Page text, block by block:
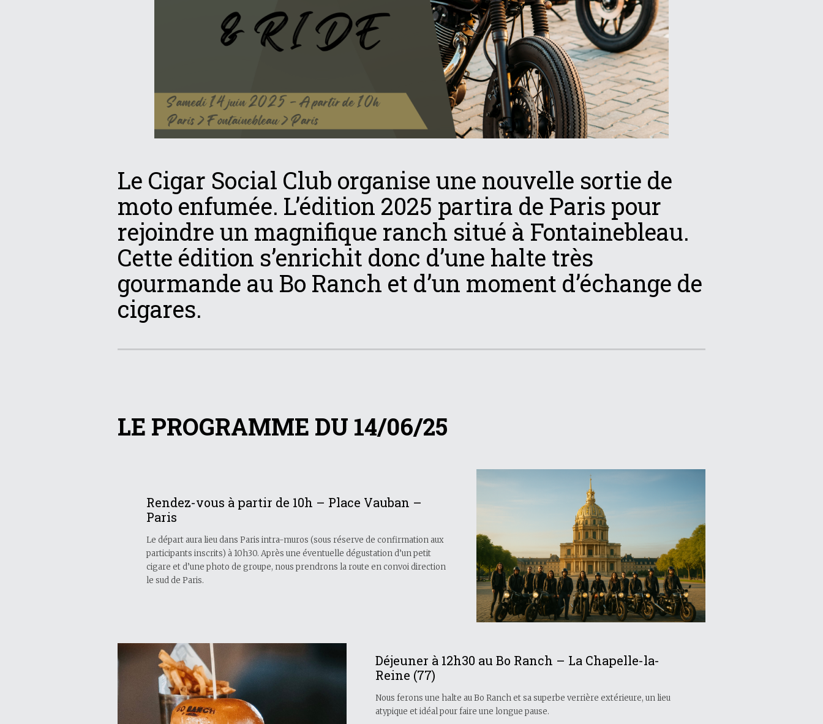
Le Cigar Social Club organise une nouvelle sortie de
moto enfumée. L’édition 2025 partira de Paris pour
rejoindre un magnifique ranch situé à Fontainebleau.
Cette édition s’enrichit donc d’une halte très
gourmande au Bo Ranch et d’un moment d’échange de
cigares.
LE PROGRAMME DU 14/06/25
Rendez-vous à partir de 10h – Place Vauban –
Paris
Le départ aura lieu dans Paris intra-muros (sous réserve de confirmation aux
participants inscrits) à 10h30. Après une éventuelle dégustation d’un petit
cigare et d’une photo de groupe, nous prendrons la route en convoi direction
le sud de Paris.
Déjeuner à 12h30 au Bo Ranch – La Chapelle-la-
Reine (77)
Nous ferons une halte au Bo Ranch et sa superbe verrière extérieure, un lieu
atypique et idéal pour faire une longue pause.